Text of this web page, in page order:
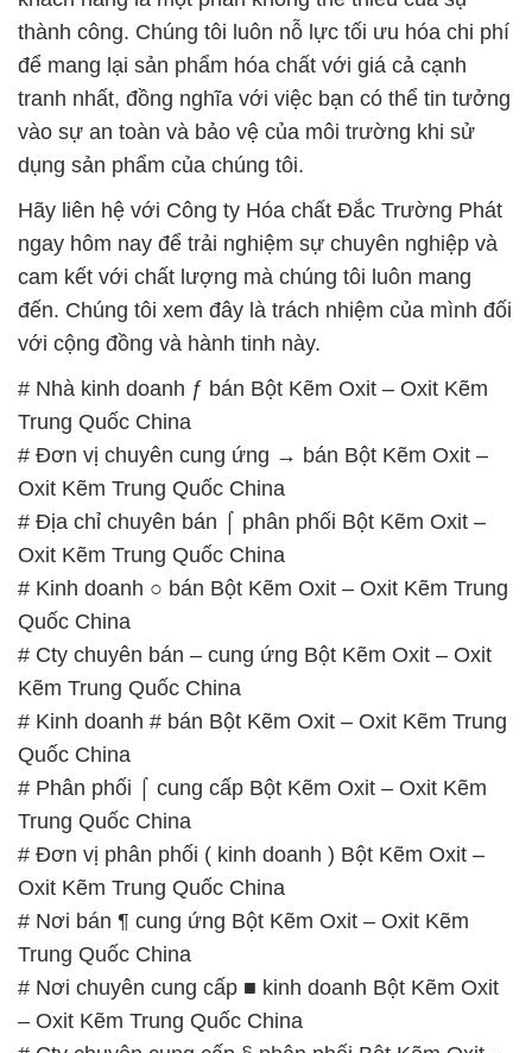
đến. Chúng tôi xem đây là trách nhiệm của mình đối
với cộng đồng và hành tinh này.
# Nhà kinh doanh ƒ bán Bột Kẽm Oxit – Oxit Kẽm
Trung Quốc China
# Đơn vị chuyên cung ứng → bán Bột Kẽm Oxit –
Oxit Kẽm Trung Quốc China
# Địa chỉ chuyên bán ⌠ phân phối Bột Kẽm Oxit –
Oxit Kẽm Trung Quốc China
# Kinh doanh ○ bán Bột Kẽm Oxit – Oxit Kẽm Trung
Quốc China
Kẽm Trung Quốc China
# Kinh doanh # bán Bột Kẽm Oxit – Oxit Kẽm Trung
Quốc China
# Phân phối ⌠ cung cấp Bột Kẽm Oxit – Oxit Kẽm
Trung Quốc China
# Đơn vị phân phối ( kinh doanh ) Bột Kẽm Oxit –
Oxit Kẽm Trung Quốc China
# Nơi bán ¶ cung ứng Bột Kẽm Oxit – Oxit Kẽm
Trung Quốc China
# Nơi chuyên cung cấp ■ kinh doanh Bột Kẽm Oxit
– Oxit Kẽm Trung Quốc China
# Cty chuyên cung cấp § phân phối Bột Kẽm Oxit –
Oxit Kẽm Trung Quốc China
📞PHÒNG KINH DOANH – CÔNG TY HÓA CHẤT
ĐẮC TRƯỜNG PHÁT 🌐
🌐 Website: https://muabanhoachat.vn/
📞 Hotline:
– 0933.920.505 – 028.3504.5555